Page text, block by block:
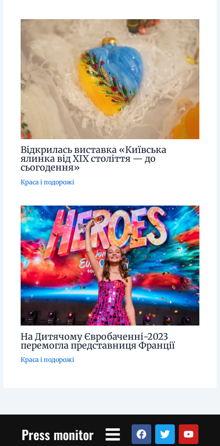
Відкрилась виставка «Київська
ялинка від XIX століття — до
сьогодення»
Краса і подорожі
На Дитячому Євробаченні-2023
перемогла представниця Франції
Краса і подорожі
Press monitor Menu
F
a
T
w
Y
o